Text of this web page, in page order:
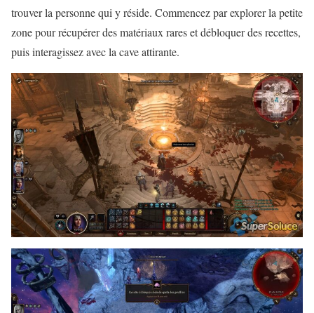
trouver la personne qui y réside. Commencez par explorer la petite
zone pour récupérer des matériaux rares et débloquer des recettes,
puis interagissez avec la cave attirante.